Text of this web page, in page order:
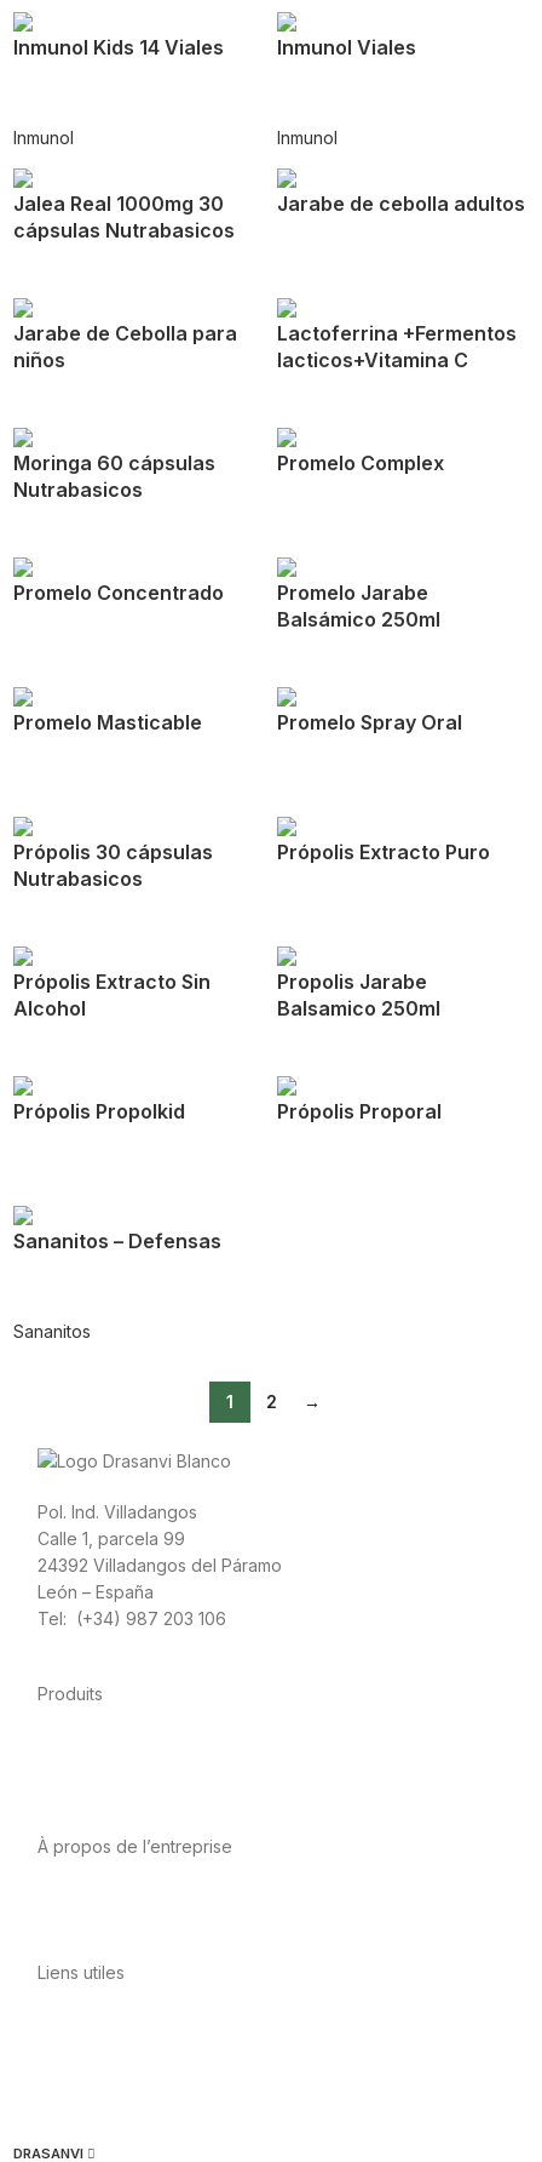
Inmunol Kids 14 Viales
Inmunol
Inmunol Viales
Inmunol
Jalea Real 1000mg 30
cápsulas Nutrabasicos
Jarabe de cebolla adultos
Jarabe de Cebolla para
niños
Lactoferrina +Fermentos
lacticos+Vitamina C
Moringa 60 cápsulas
Nutrabasicos
Promelo Complex
Promelo Concentrado
Promelo Jarabe
Balsámico 250ml
Promelo Masticable Promelo Spray Oral
Própolis 30 cápsulas
Nutrabasicos
Própolis Extracto Puro
Própolis Extracto Sin
Alcohol
Propolis Jarabe
Balsamico 250ml
Própolis Propolkid Própolis Proporal
Sananitos – Defensas
Sananitos
1 2 →
Pol. Ind. Villadangos
Calle 1, parcela 99
24392 Villadangos del Páramo
León – España
Tel: (+34) 987 203 106
Produits
À propos de l’entreprise
Liens utiles
DRASANVI